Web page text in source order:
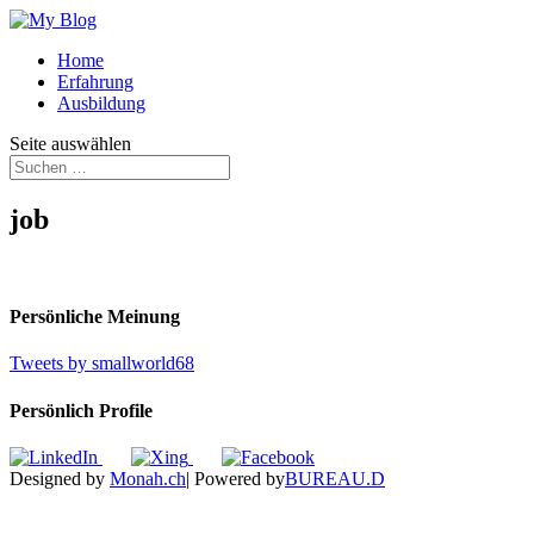
Home
Erfahrung
Ausbildung
Seite auswählen
job
Persönliche Meinung
Tweets by smallworld68
Persönlich Profile
Designed by Monah.ch| Powered byBUREAU.D